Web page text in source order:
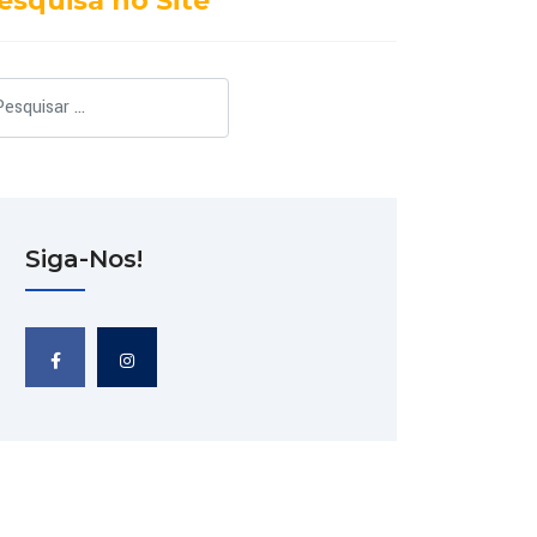
Siga-Nos!